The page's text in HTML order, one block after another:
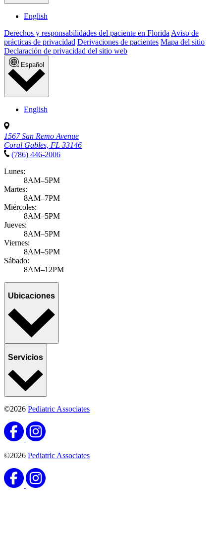
English
Derechos y responsabilidades del paciente en Florida Aviso de
prácticas de privacidad Derivaciones de pacientes Mapa del sitio
Declaración de privacidad del sitio web
Español
English
1567 San Remo Avenue
Coral Gables, FL 33146
(786) 446-2006
Lunes:
8AM–5PM
Martes:
8AM–7PM
Miércoles:
8AM–5PM
Jueves:
8AM–5PM
Viernes:
8AM–5PM
Sábado:
8AM–12PM
Ubicaciones
Servicios
©2026 Pediatric Associates
©2026 Pediatric Associates